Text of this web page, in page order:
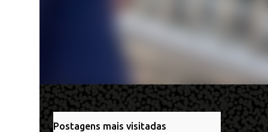
Postagens mais visitadas